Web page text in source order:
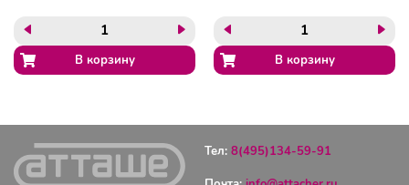
10шт/уп Россия
кор.желт.пласт.10шт/уп
Россия
Тел: 8(495)134-59-91